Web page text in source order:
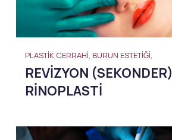
PLASTIK CERRAHI, BURUN ESTETIĞI,
REVIZYON (SEKONDER)
RINOPLASTI